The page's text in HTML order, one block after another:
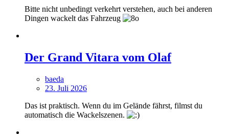
Bitte nicht unbedingt verkehrt verstehen, auch bei anderen
Dingen wackelt das Fahrzeug
Der Grand Vitara vom Olaf
baeda
23. Juli 2026
Das ist praktisch. Wenn du im Gelände fährst, filmst du
automatisch die Wackelszenen.